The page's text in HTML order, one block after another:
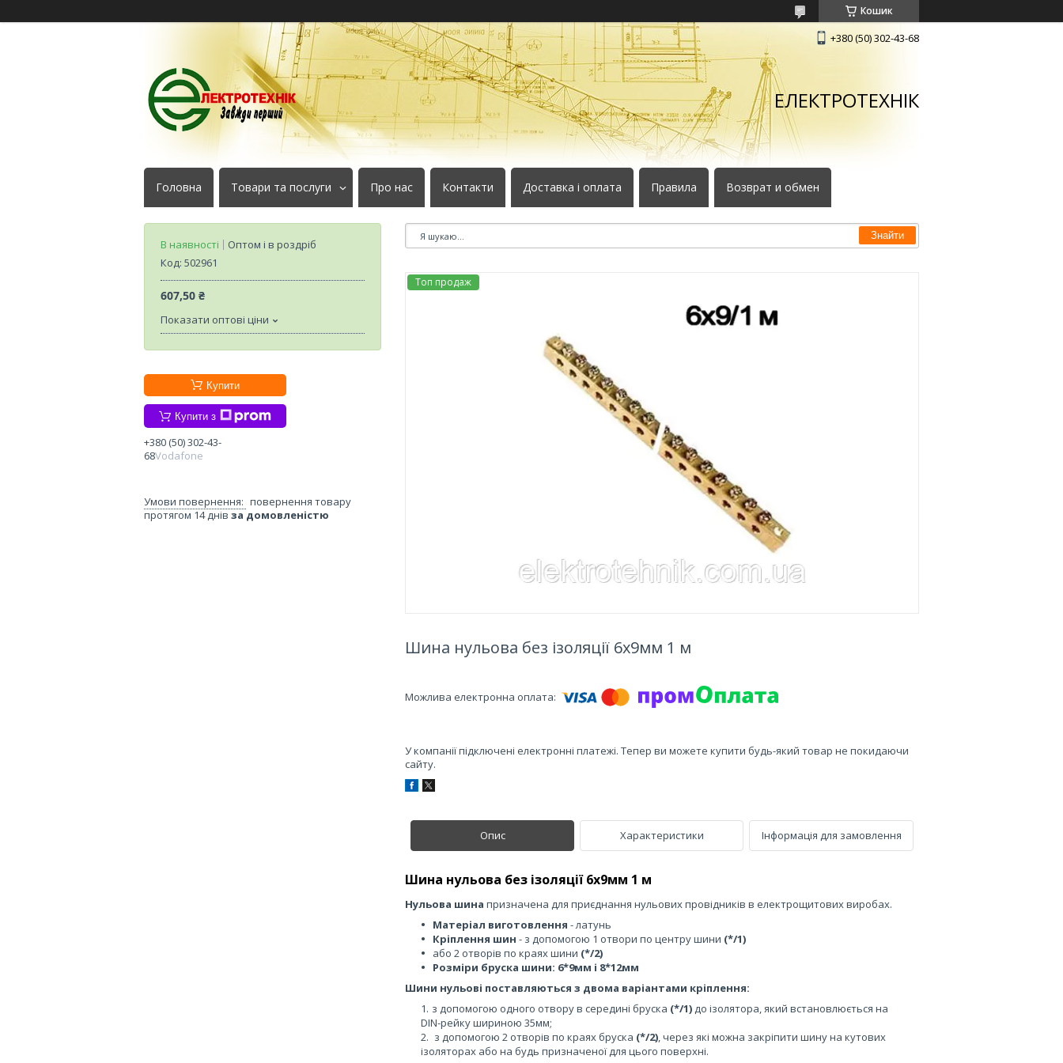
Кошик
+380 (50) 302-43-68
ЕЛЕКТРОТЕХНІК
Головна Товари та послуги Про нас Контакти Доставка і оплата Правила Возврат и обмен
Знайти
Топ продаж
Шина нульова без ізоляції 6х9мм 1 м
У компанії підключені електронні платежі. Тепер ви можете купити будь-який товар не покидаючи
сайту.
Опис Характеристики Інформація для замовлення
Шина нульова без ізоляції 6х9мм 1 м
Нульова шина призначена для приєднання нульових провідників в електрощитових виробах.
Матеріал виготовлення - латунь
Кріплення шин - з допомогою 1 отвори по центру шини (*/1)
або 2 отворів по краях шини (*/2)
Розміри бруска шини: 6*9мм і 8*12мм
Шини нульові поставляються з двома варіантами кріплення:
з допомогою одного отвору в середині бруска (*/1)до ізолятора, який встановлюється на
DIN-рейку шириною 35мм;
з допомогою 2 отворів по краях бруска (*/2), через які можна закріпити шину на кутових
ізоляторах або на будь призначеної для цього поверхні.
В наявності
Оптом і в роздріб
Код: 502961
607,50 ₴
Показати оптові ціни
Купити
Купити з
+380 (50) 302-43-
68Vodafone
повернення товару
протягом 14 днів за домовленістю